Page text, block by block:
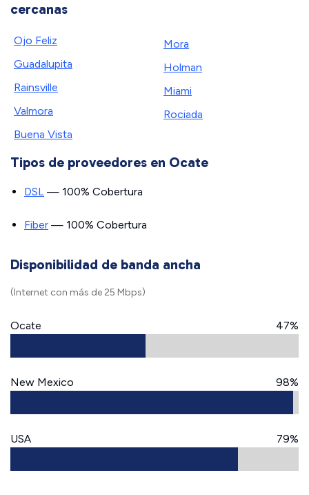
cercanas
Ojo Feliz
Guadalupita
Rainsville
Valmora
Buena Vista
Mora
Holman
Miami
Rociada
Tipos de proveedores en Ocate
DSL — 100% Cobertura
Fiber — 100% Cobertura
Disponibilidad de banda ancha
(Internet con más de 25 Mbps)
Ocate 47%
New Mexico 98%
USA 79%